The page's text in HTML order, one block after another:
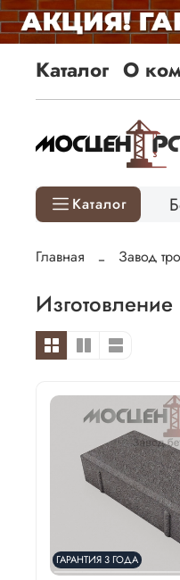
Каталог О
Каталог
Главная Завод
ГАРАНТИЯ 3 ГОДА